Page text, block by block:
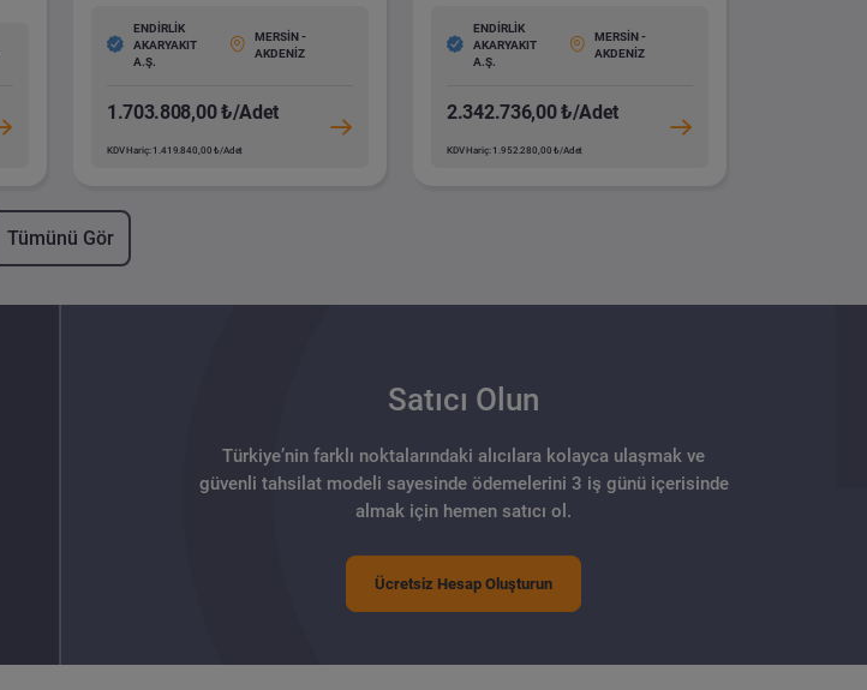
ENDİRLİK
AKARYAKIT
A.Ş.
MERSİN -
AKDENİZ
1.703.808,00 ₺/Adet
KDV Hariç: 1.419.840,00 ₺/Adet
ENDİRLİK
AKARYAKIT
A.Ş.
MERSİN -
AKDENİZ
2.342.736,00 ₺/Adet
KDV Hariç: 1.952.280,00 ₺/Adet
Tümünü Gör
Satıcı Olun
Türkiye’nin farklı noktalarındaki alıcılara kolayca ulaşmak ve
güvenli tahsilat modeli sayesinde ödemelerini 3 iş günü içerisinde
almak için hemen satıcı ol.
Ücretsiz Hesap Oluşturun